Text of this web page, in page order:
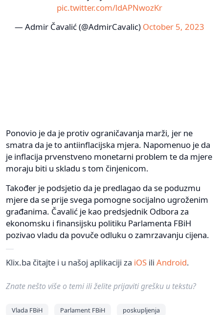
pic.twitter.com/ldAPNwozKr
— Admir Čavalić (@AdmirCavalic) October 5, 2023
Ponovio je da je protiv ograničavanja marži, jer ne
smatra da je to antiinflacijska mjera. Napomenuo je da
je inflacija prvenstveno monetarni problem te da mjere
moraju biti u skladu s tom činjenicom.
Također je podsjetio da je predlagao da se poduzmu
mjere da se prije svega pomogne socijalno ugroženim
građanima. Čavalić je kao predsjednik Odbora za
ekonomsku i finansijsku politiku Parlamenta FBiH
pozivao vladu da povuče odluku o zamrzavanju cijena.
Klix.ba čitajte i u našoj aplikaciji za iOS ili Android.
Znate nešto više o temi ili želite prijaviti grešku u tekstu?
Vlada FBiH Parlament FBiH
poskupljenja